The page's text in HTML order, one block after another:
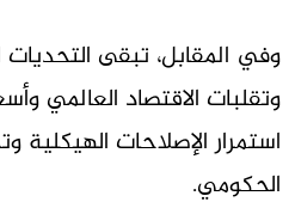
وفي المقابل، تبقى التحديات
وتقلبات الاقتصاد العالمي
استمرار الإصلاحات الهيكلية
الحكومي.